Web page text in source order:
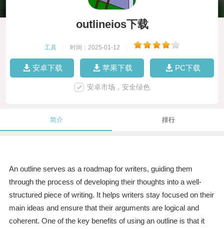
outlineios下载
工具 时间：2025-01-12
安卓下载 苹果下载 PC下载
安卓市场，安全绿色
简介 排行
An outline serves as a roadmap for writers, guiding them
through the process of developing their thoughts into a well-
structured piece of writing. It helps writers stay focused on their
main ideas and ensure that their arguments are logical and
coherent. One of the key benefits of using an outline is that it